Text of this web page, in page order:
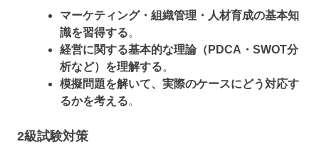
マーケティング・組織管理・人材育成の基本知
識を習得する。
経営に関する基本的な理論（PDCA・SWOT分
析など）を理解する。
模擬問題を解いて、実際のケースにどう対応す
るかを考える。
2級試験対策